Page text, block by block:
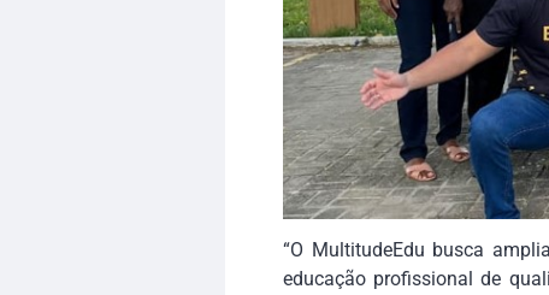
“O MultitudeEdu busca
educação profissional de